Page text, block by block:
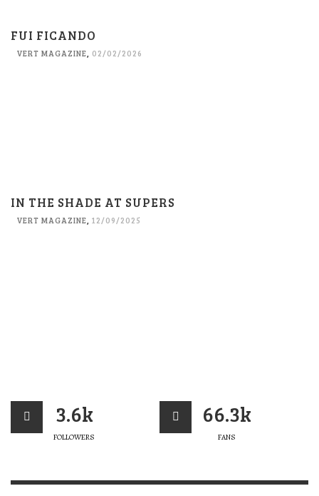
FUI FICANDO
VERT MAGAZINE, 02/02/2026
IN THE SHADE AT SUPERS
VERT MAGAZINE, 12/09/2025
3.6k
FOLLOWERS
66.3k
FANS